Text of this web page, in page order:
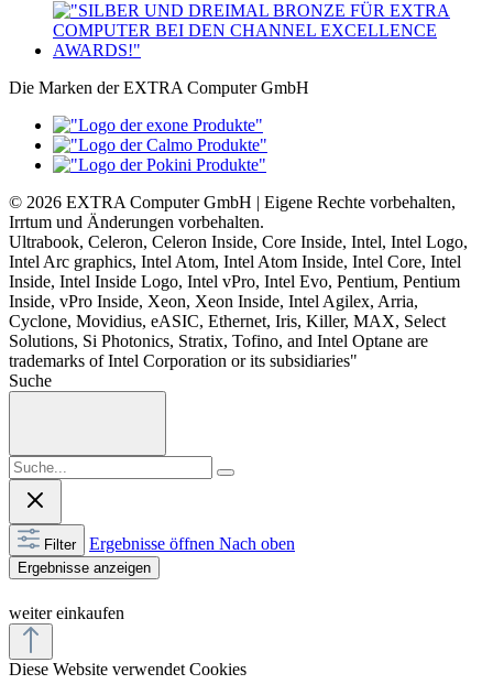
Die Marken der EXTRA Computer GmbH
© 2026 EXTRA Computer GmbH | Eigene Rechte vorbehalten,
Irrtum und Änderungen vorbehalten.
Ultrabook, Celeron, Celeron Inside, Core Inside, Intel, Intel Logo,
Intel Arc graphics, Intel Atom, Intel Atom Inside, Intel Core, Intel
Inside, Intel Inside Logo, Intel vPro, Intel Evo, Pentium, Pentium
Inside, vPro Inside, Xeon, Xeon Inside, Intel Agilex, Arria,
Cyclone, Movidius, eASIC, Ethernet, Iris, Killer, MAX, Select
Solutions, Si Photonics, Stratix, Tofino, and Intel Optane are
trademarks of Intel Corporation or its subsidiaries"
Suche
Filter Ergebnisse öffnen Nach oben
Ergebnisse anzeigen
weiter einkaufen
Diese Website verwendet Cookies